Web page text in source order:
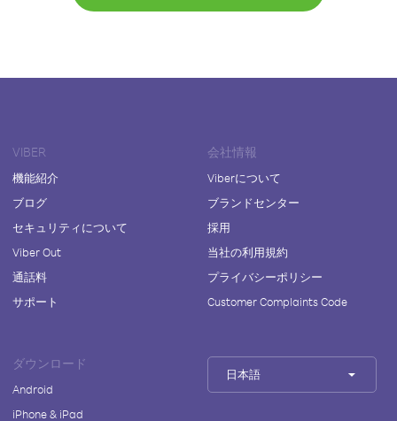
VIBER
機能紹介
ブログ
セキュリティについて
Viber Out
通話料
サポート
会社情報
Viberについて
ブランドセンター
採用
当社の利用規約
プライバシーポリシー
Customer Complaints Code
ダウンロード
Android
iPhone & iPad
日本語